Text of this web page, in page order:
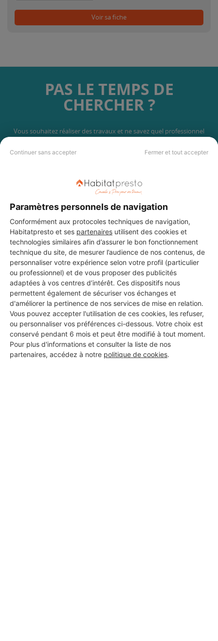
Continuer sans accepter Fermer et tout accepter
Paramètres personnels de navigation
Conformément aux protocoles techniques de navigation,
Habitatpresto et ses partenaires utilisent des cookies et
technologies similaires afin d’assurer le bon fonctionnement
technique du site, de mesurer l’audience de nos contenus, de
personnaliser votre expérience selon votre profil (particulier
ou professionnel) et de vous proposer des publicités
adaptées à vos centres d’intérêt. Ces dispositifs nous
permettent également de sécuriser vos échanges et
d'améliorer la pertinence de nos services de mise en relation.
Vous pouvez accepter l'utilisation de ces cookies, les refuser,
ou personnaliser vos préférences ci-dessous. Votre choix est
conservé pendant 6 mois et peut être modifié à tout moment.
Pour plus d'informations et consulter la liste de nos
partenaires, accédez à notre politique de cookies.
Voir sa fiche
PAS LE TEMPS DE
CHERCHER ?
Vous souhaitez réaliser des travaux et ne savez quel professionnel
professionnels partout en France.
DEMANDER UN DEVIS
Les 1 autres Installateurs
d'alarmes pour vos travaux à
Sainte-Marie-de-Ré
MF MULTISERVICES
Sainte-Marie-de-Ré